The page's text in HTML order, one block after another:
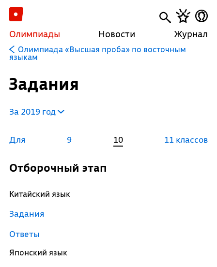
Олимпиады Новости Журнал
Олимпиада «Высшая проба» по восточным
языкам
Задания
За 2019 год
Для 9 10 11 классов
Отборочный этап
Китайский язык
Задания
Ответы
Японский язык